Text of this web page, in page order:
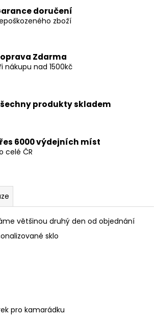
doručení
zboží
Zdarma
nákupu nad 1500kč
produkty skladem
6000 výdejních míst
celé ČR
většinou druhý den od objednání
sklo
pro kamarádku